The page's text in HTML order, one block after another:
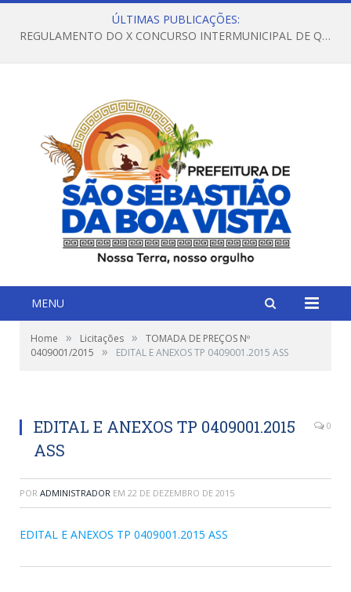
ÚLTIMAS PUBLICAÇÕES:
REGULAMENTO DO X CONCURSO INTERMUNICIPAL DE QUADRILHAS JUNINAS – 2026 – ARRAIÁ DA VENEZA
MENU
Home » Licitações »
TOMADA DE PREÇOS Nº
0409001/2015
» EDITAL E ANEXOS TP 0409001.2015 ASS
EDITAL E ANEXOS TP 0409001.2015
ASS
0
POR ADMINISTRADOR EM 22 DE DEZEMBRO DE 2015
EDITAL E ANEXOS TP 0409001.2015 ASS